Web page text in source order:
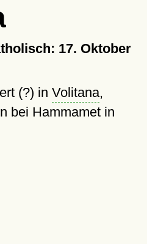
17. Oktober
(?) in Volitana,
bei Hammamet in